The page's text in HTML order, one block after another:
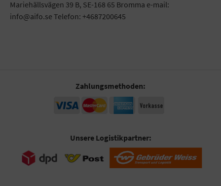
Mariehällsvägen 39 B, SE-168 65 Bromma e-mail:
info@aifo.se Telefon: +4687200645
Zahlungsmethoden:
Unsere Logistikpartner: